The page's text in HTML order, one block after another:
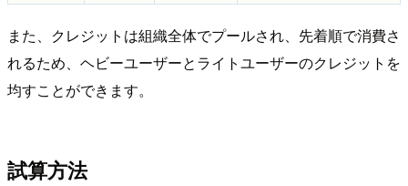
また、クレジットは組織全体でプールされ、先着順で消費さ
れるため、ヘビーユーザーとライトユーザーのクレジットを
均すことができます。
試算方法